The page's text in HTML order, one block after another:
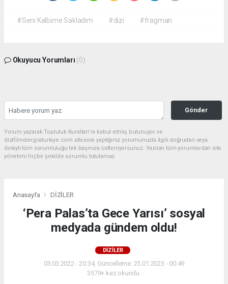
#Seni Kalbime Sakladım #dizi #fragman
Okuyucu Yorumları (0)
Gönder
Yorum yazarak Topluluk Kuralları’nı kabul etmiş bulunuyor ve
dizifilmdergisiturkiye.com sitesine yaptığınız yorumunuzla ilgili doğrudan veya
dolaylı tüm sorumluluğu tek başınıza üstleniyorsunuz. Yazılan tüm yorumlardan site
yönetimi hiçbir şekilde sorumlu tutulamaz.
Anasayfa DİZİLER
‘Pera Palas’ta Gece Yarısı’ sosyal
medyada gündem oldu!
DİZİLER
03.03.2022 - 20:34, Güncelleme: 25.01.2023 - 00:49
3579+ kez okundu.